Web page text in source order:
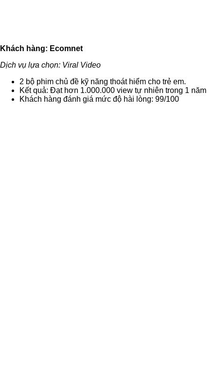
Khách hàng: Ecomnet
Dịch vụ lựa chọn: Viral Video
2 bộ phim chủ đề kỹ năng thoát hiểm cho trẻ em.
Kết quả: Đạt hơn 1.000.000 view tự nhiên trong 1 năm
Khách hàng đánh giá mức độ hài lòng: 99/100